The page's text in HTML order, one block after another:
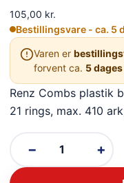
105,00 kr.
Bestillingsvare - ca. 5
Varen er
forvent ca. 5 dages
Renz Combs plastik
21 rings, max. 410
− +